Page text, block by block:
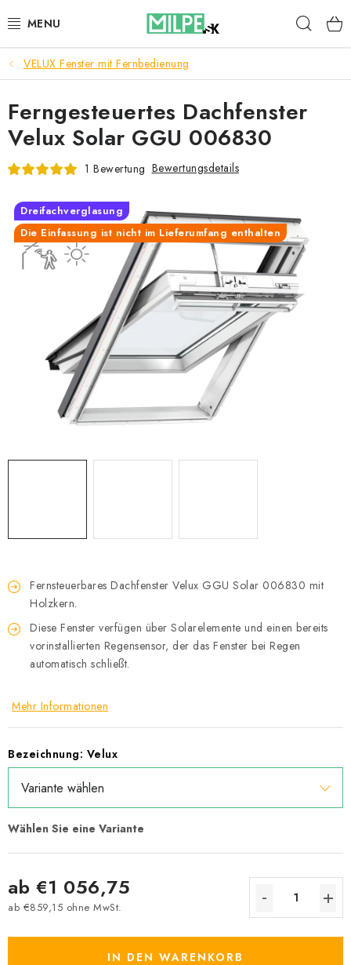
Inhalt
DACHFENSTER
DACHBODENTREPPE
HAUS UND GARTEN
BLOG
IMPRESSUM
Reklamationen und Rücksendungen
Richtlinien zur Verwendung von Cookies
Datenschutzerklärung
Allgemeinen Geschäftsbedingungen
Sitemap von Milpe.sk
VELUX Fenster mit Fernbedienung
Fernsteuerbares Dachfenster Velux GGU Solar 006830 mit
Holzkern.
Diese Fenster verfügen über Solarelemente und einen bereits
vorinstallierten Regensensor, der das Fenster bei Regen
automatisch schließt.
Mehr Informationen
Bezeichnung: Velux
ab €1 056,75
ab €859,15 ohne MwSt.
IN DEN WARENKORB
Ferngesteuertes Dachfenster
Velux Solar GGU 006830
1 Bewertung Bewertungsdetails
Dreifachverglasung
Die Einfassung ist nicht im Lieferumfang enthalten